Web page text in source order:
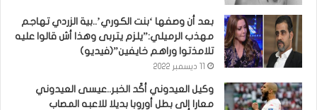
بعد أن وصفها ‘بنت الكوري’..بية الزردي تهاجم
مهذب الرميلي:”يلزم يتربى وهذا أش قالوا عليه
تلامذتوا وراهم خايفين”(فيديو)
وكيل العيدوني أكّد الخبر..عيسى العيدوني
معارا إلى بطل أوروبا بديلا للاعبه المصاب